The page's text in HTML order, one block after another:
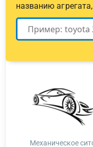
названию
Механическое